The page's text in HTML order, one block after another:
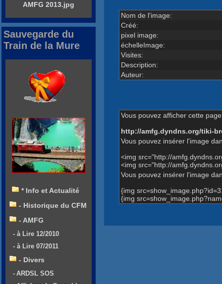
Nom de l'image:
Créé:
pixel image:
échelleImage:
Visites:
Description:
Auteur:
Vous pouvez afficher cette
http://amfg.dyndns.org/tiki-
Vous pouvez insérer l'image
<img src="http://
<img src="http://
Vous pouvez insérer l'image
{img
{img
AMFG 2013.jpg
Sauvegarde du
Train de la Mure
* Info et Actualité
- Historique du CFM
- AMFG
- à Lire 12/2010
- à Lire 07/2011
- Divers
- ARDSL SOS